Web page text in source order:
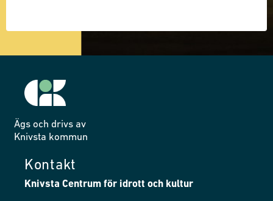
Ägs och drivs av
Knivsta kommun
Kontakt
Knivsta Centrum för idrott och kultur